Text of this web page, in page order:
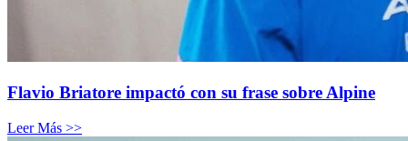
Flavio Briatore impactó con su frase sobre Alpine
Leer Más >>